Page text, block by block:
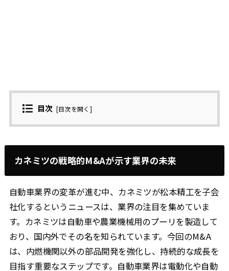
目次 [目次を開く ]
カネミツの戦略的M&Aが示す業界の未来
自動車業界の変革が進む中、カネミツが松本精工を子会
社化するというニュースは、業界の注目を集めていま
す。カネミツは自動車や農業機械用のプーリを製造して
おり、国内外でその名を知られています。今回のM&A
は、内燃機関以外の部品開発を強化し、持続的な成長を
目指す重要なステップです。自動車業界は電動化や自動